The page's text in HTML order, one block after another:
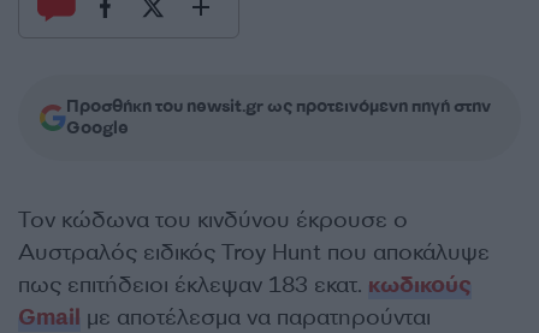
Προσθήκη του newsit.gr ως προτεινόμενη πηγή στην
Google
Τον κώδωνα του κινδύνου έκρουσε ο
Αυστραλός ειδικός Troy Hunt που αποκάλυψε
πως επιτήδειοι έκλεψαν 183 εκατ. κωδικούς
Gmail με αποτέλεσμα να παρατηρούνται